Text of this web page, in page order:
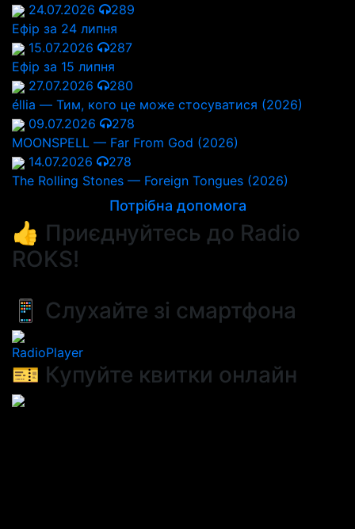
24.07.2026
289
Ефір за 24 липня
15.07.2026
287
Ефір за 15 липня
27.07.2026
280
éllia — Тим, кого це може стосуватися (2026)
09.07.2026
278
MOONSPELL — Far From God (2026)
14.07.2026
278
The Rolling Stones — Foreign Tongues (2026)
Потрібна допомога
👍 Приєднуйтесь до Radio
ROKS!
📱 Слухайте зі смартфона
RadioPlayer
🎫 Купуйте квитки онлайн